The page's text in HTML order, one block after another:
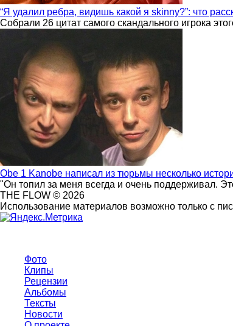
“Я удалил ребра, видишь какой я skinny?”: что
Собрали 26 цитат самого скандального игрока
Obe 1 Kanobe написал из тюрьмы несколько
"Он топил за меня всегда и очень поддерживал.
THE FLOW © 2026
Использование материалов возможно только с
Фото
Клипы
Рецензии
Альбомы
Тексты
Новости